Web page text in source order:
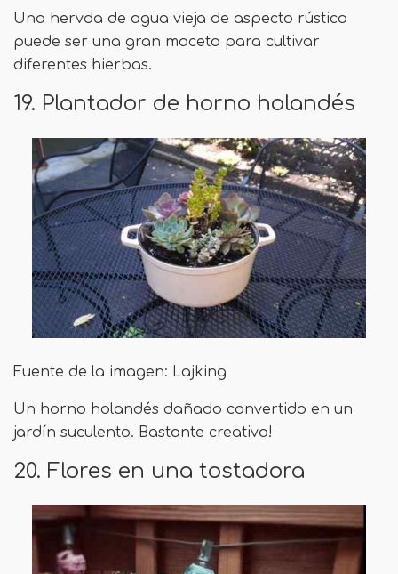
Una hervda de agua vieja de aspecto rústico
puede ser una gran maceta para cultivar
diferentes hierbas.
19. Plantador de horno holandés
Fuente de la imagen: Lajking
Un horno holandés dañado convertido en un
jardín suculento. Bastante creativo!
20. Flores en una tostadora